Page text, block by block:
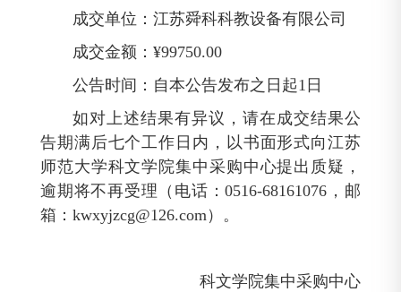
成交单位：江苏舜科科教设备有限公司
成交金额：¥99750.00
公告时间：自本公告发布之日起1日
如对上述结果有异议，请在成交结果公
告期满后七个工作日内，以书面形式向江苏
师范大学科文学院集中采购中心提出质疑，
逾期将不再受理（电话：0516-68161076，邮
箱： kwxyjzcg@126.com）。
科文学院集中采购中心